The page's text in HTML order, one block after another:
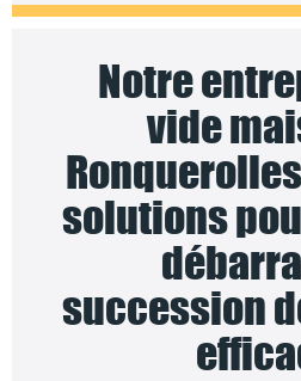
Notre
vide
solutions
succession